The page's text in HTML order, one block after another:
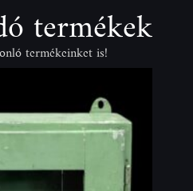
termékek
termékeinket is!